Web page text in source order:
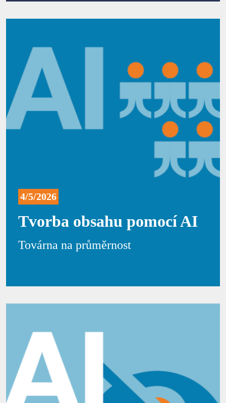
Tvorba obsahu pomocí AI
Továrna na průměrnost
4/5/2026